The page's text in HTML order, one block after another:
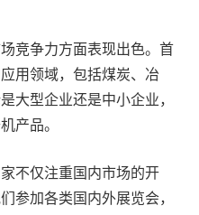
竞争力方面表现出色。首
用领域，包括煤炭、冶
大型企业还是中小企业，
产品。
不仅注重国内市场的开
参加各类国内外展览会，